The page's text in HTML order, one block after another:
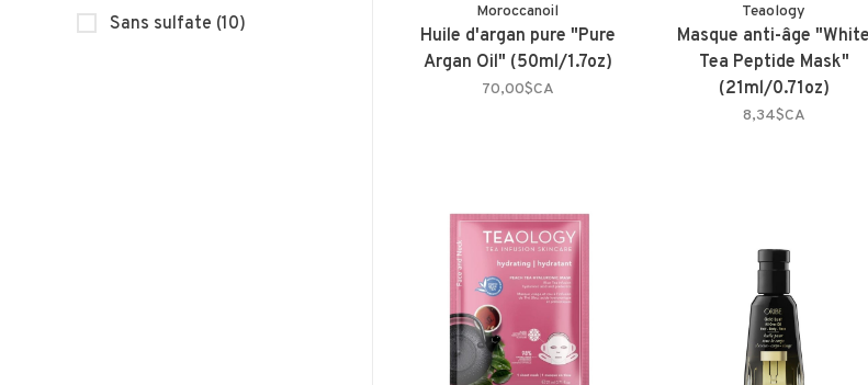
Sans sulfate (10)
Moroccanoil
Huile d'argan pure "Pure
Argan Oil" (50ml/1.7oz)
70,00$CA
Teaology
Masque anti-âge "White
Tea Peptide Mask"
(21ml/0.71oz)
8,34$CA